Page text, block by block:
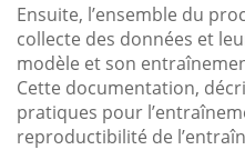
Ensuite, l’ensemble du
collecte des données et
modèle et son
Cette documentation,
pratiques pour
reproductibilité de